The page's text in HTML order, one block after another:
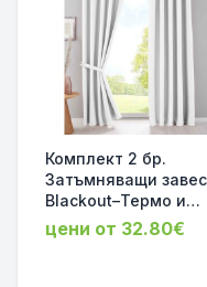
Комплект 2 бр.
Затъмняващи
Blackout–Термо и
Шумоизолиращи,
Бял, височина
цени от 32.80€